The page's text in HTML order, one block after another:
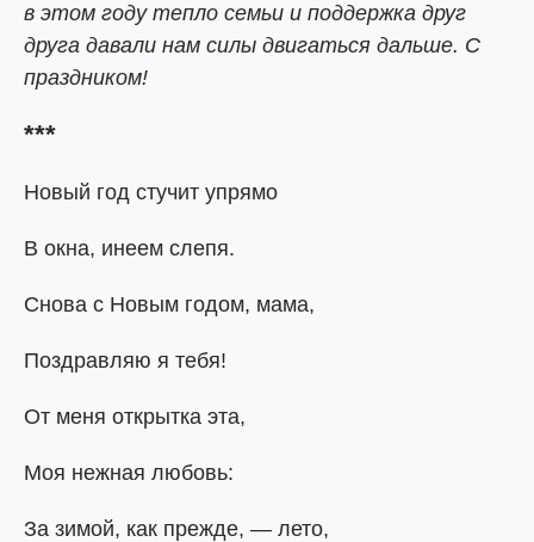
в этом году тепло семьи и поддержка друг
друга давали нам силы двигаться дальше. С
праздником!
***
Новый год стучит упрямо
В окна, инеем слепя.
Снова с Новым годом, мама,
Поздравляю я тебя!
От меня открытка эта,
Моя нежная любовь:
За зимой, как прежде, — лето,